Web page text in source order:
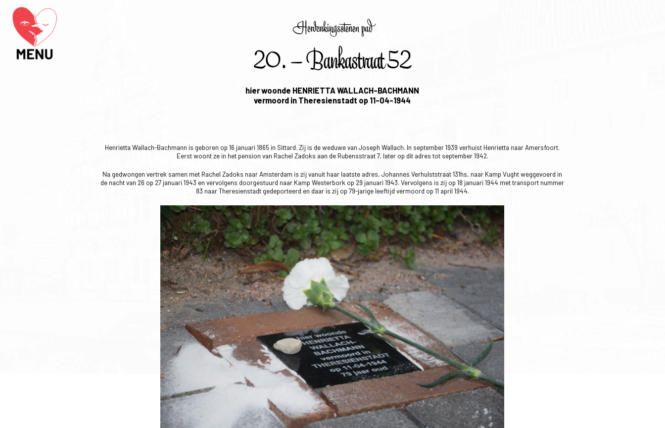
Herdenkingsstenen pad
20. – Bankastraat 52
hier woonde HENRIETTA WALLACH-BACHMANN
vermoord in Theresienstadt op 11-04-1944
Henrietta Wallach-Bachmann is geboren op 16 januari 1865 in Sittard. Zij is de weduwe van Joseph Wallach. In september 1939 verhuist Henrietta naar Amersfoort.
Eerst woont ze in het pension van Rachel Zadoks aan de Rubensstraat 7, later op dit adres tot september 1942.
Na gedwongen vertrek samen met Rachel Zadoks naar Amsterdam is zij vanuit haar laatste adres, Johannes Verhulststraat 131hs, naar Kamp Vught weggevoerd in
de nacht van 26 op 27 januari 1943 en vervolgens doorgestuurd naar Kamp Westerbork op 29 januari 1943. Vervolgens is zij op 18 januari 1944 met transport nummer
83 naar Theresienstadt gedeporteerd en daar is zij op 79-jarige leeftijd vermoord op 11 april 1944.